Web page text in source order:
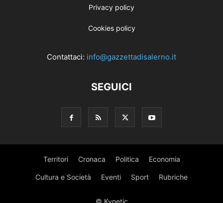
Privacy policy
Cookies policy
Contattaci: info@gazzettadisalerno.it
SEGUICI
Territori Cronaca Politica Economia
Cultura e Società Eventi Sport Rubriche
© Kynetic